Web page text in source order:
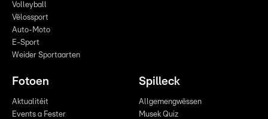
Volleyball
Vëlossport
Auto-Moto
E-Sport
Weider Sportaarten
Fotoen
Aktualitéit
Events a Fester
Spilleck
Allgemengwëssen
Musek Quiz